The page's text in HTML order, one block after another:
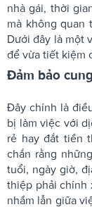
nhà gái, thời
mà không quan
Dưới đây là một
để vừa tiết kiệm
Đảm bảo
Đây chính là
bị làm việc với
rẻ hay đắt tiền
chắn rằng
tuổi, ngày giờ,
thiệp phải chính
nhầm lẫn giữa